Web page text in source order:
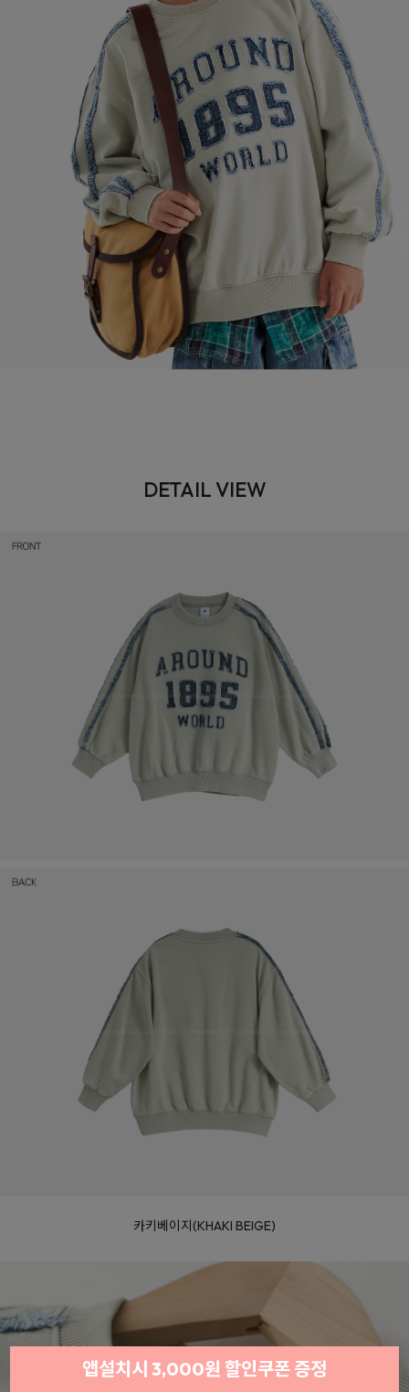
카키베이지(KHAKI BEIGE)
앱설치시 3,000원 할인쿠폰 증정